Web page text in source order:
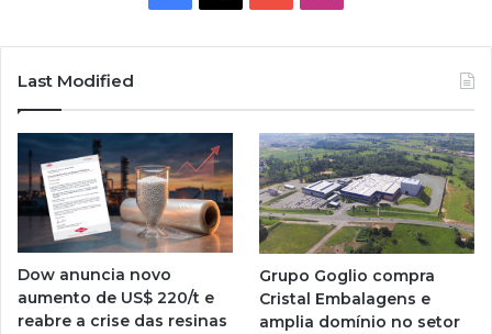
Last Modified
Dow anuncia novo
aumento de US$ 220/t e
reabre a crise das resinas
Grupo Goglio compra
Cristal Embalagens e
amplia domínio no setor